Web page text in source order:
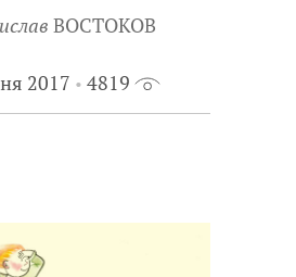
ВОСТОКОВ
2017 4819